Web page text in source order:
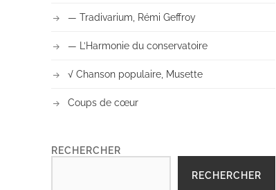
— Tradivarium, Rémi Geffroy
— L’Harmonie du conservatoire
√ Chanson populaire, Musette
Coups de cœur
RECHERCHER
RECHERCHER